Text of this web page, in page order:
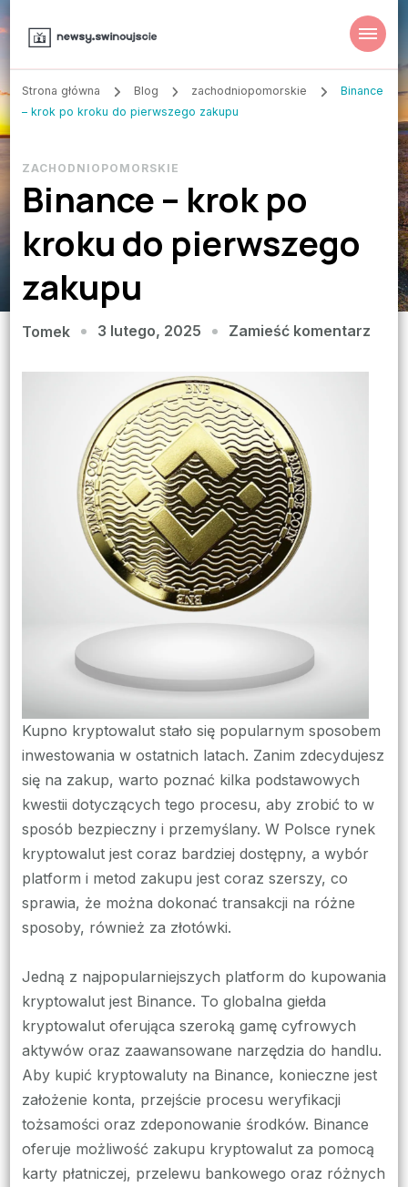
Strona główna Blog zachodniopomorskie
Binance
– krok po kroku do pierwszego zakupu
ZACHODNIOPOMORSKIE
Binance – krok po
kroku do pierwszego
zakupu
Tomek 3 lutego, 2025 Zamieść komentarzwe
Kupno kryptowalut stało się popularnym sposobem
inwestowania w ostatnich latach. Zanim zdecydujesz
się na zakup, warto poznać kilka podstawowych
kwestii dotyczących tego procesu, aby zrobić to w
sposób bezpieczny i przemyślany. W Polsce rynek
kryptowalut jest coraz bardziej dostępny, a wybór
platform i metod zakupu jest coraz szerszy, co
sprawia, że można dokonać transakcji na różne
sposoby, również za złotówki.
Jedną z najpopularniejszych platform do kupowania
kryptowalut jest Binance. To globalna giełda
kryptowalut oferująca szeroką gamę cyfrowych
aktywów oraz zaawansowane narzędzia do handlu.
Aby kupić kryptowaluty na Binance, konieczne jest
założenie konta, przejście procesu weryfikacji
tożsamości oraz zdeponowanie środków. Binance
oferuje możliwość zakupu kryptowalut za pomocą
karty płatniczej, przelewu bankowego oraz różnych